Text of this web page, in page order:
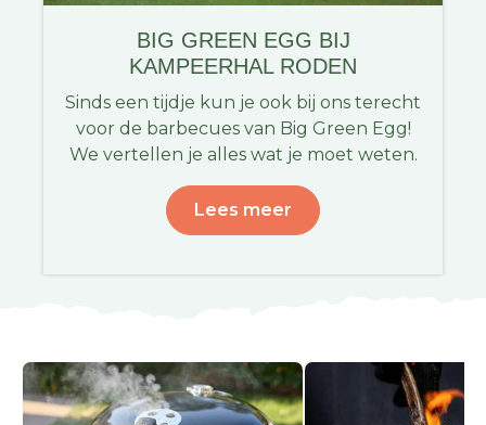
BIG GREEN EGG BIJ
KAMPEERHAL RODEN
Sinds een tijdje kun je ook bij ons terecht
voor de barbecues van Big Green Egg!
We vertellen je alles wat je moet weten.
Lees meer